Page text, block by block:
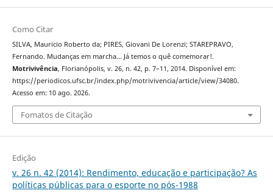
Como Citar
SILVA, Mauricio Roberto da; PIRES, Giovani De Lorenzi; STAREPRAVO,
Fernando. Mudanças em marcha... Já temos o quê comemorar!.
Motrivivência, Florianópolis, v. 26, n. 42, p. 7–11, 2014. Disponível em:
https://periodicos.ufsc.br/index.php/motrivivencia/article/view/34080.
Acesso em: 10 ago. 2026.
Fomatos de Citação
Edição
v. 26 n. 42 (2014): Rendimento, educação e participação? As
políticas públicas para o esporte no pós-1988